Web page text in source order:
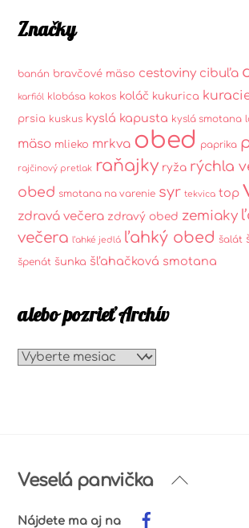
Značky
banán bravčové mäso cestoviny cibuľa
karfiól klobása kokos koláč kukurica
prsia kuskus kyslá kapusta kyslá smotana
mäso mlieko mrkva obed paprika
rajčinový pretlak raňajky ryža rýchla
obed smotana na varenie syr tekvica top
zdravá večera zdravý obed zemiaky
večera
ľahké jedlá ľahký obed šalát
špenát šunka šľahačková smotana
alebo pozrieť Archív
alebo
Back
Veselá panvička
Nájdete ma aj na